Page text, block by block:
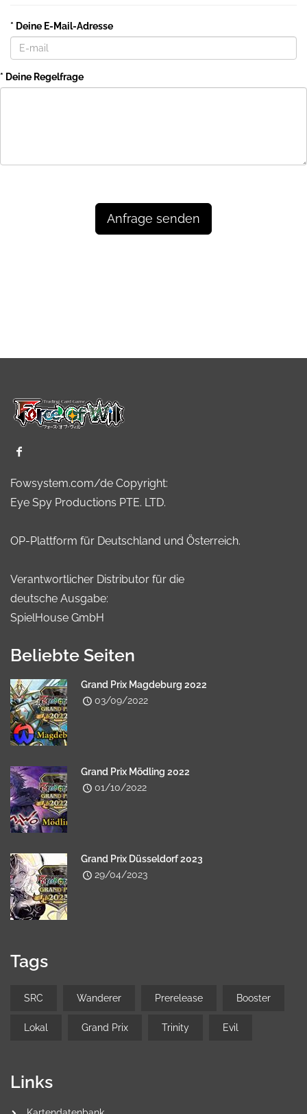
* Deine E-Mail-Adresse
* Deine Regelfrage
Anfrage senden
Fowsystem.com/de Copyright:
Eye Spy Productions PTE. LTD.
OP-Plattform für Deutschland und Österreich.
Verantwortlicher Distributor für die
deutsche Ausgabe:
SpielHouse GmbH
Beliebte Seiten
Grand Prix Magdeburg 2022
03/09/2022
Grand Prix Mödling 2022
01/10/2022
Grand Prix Düsseldorf 2023
29/04/2023
Tags
SRC Wanderer Prerelease Booster
Lokal Grand Prix Trinity Evil
Links